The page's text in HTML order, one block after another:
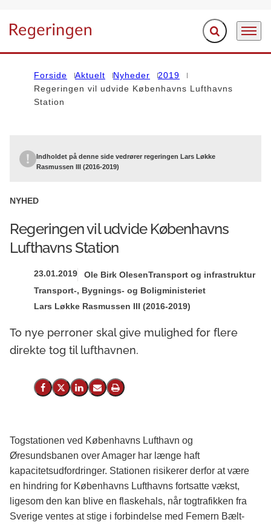
Gå til forsiden Fold søgefelt ud
Menu
Forside Aktuelt Nyheder
2019
Regeringen vil udvide Københavns Lufthavns
Station
Indholdet på denne side vedrører regeringen Lars Løkke
Rasmussen III (2016-2019)
NYHED
Regeringen vil udvide Københavns
Lufthavns Station
23.01.2019 Ole Birk OlesenTransport og infrastruktur
Transport-, Bygnings- og Boligministeriet
Lars Løkke Rasmussen III (2016-2019)
To nye perroner skal give mulighed for flere
direkte tog til lufthavnen.
Del på Facebook
Del på X (Twitter)
Del på LinkedIn
Send email
Print
Togstationen ved Københavns Lufthavn og
Øresundsbanen over Amager har længe haft
kapacitetsudfordringer. Stationen risikerer derfor at være
en hindring for Københavns Lufthavns fortsatte vækst,
ligesom den kan blive en flaskehals, når togtrafikken fra
Sverige ventes at stige i forbindelse med Femern Bælt-